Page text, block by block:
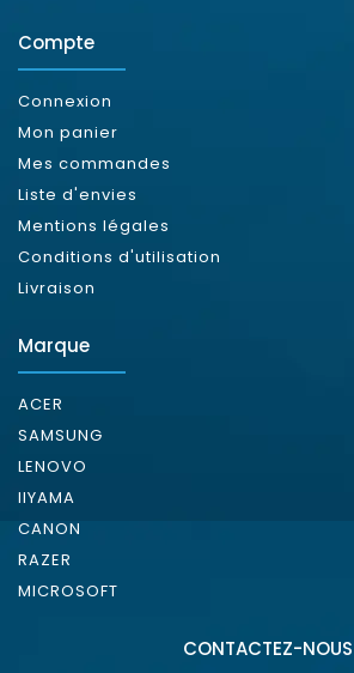
Compte
Connexion
Mon panier
Mes commandes
Liste d'envies
Mentions légales
Conditions d'utilisation
Livraison
Marque
ACER
SAMSUNG
LENOVO
IIYAMA
CANON
RAZER
MICROSOFT
CONTACTEZ-NOUS